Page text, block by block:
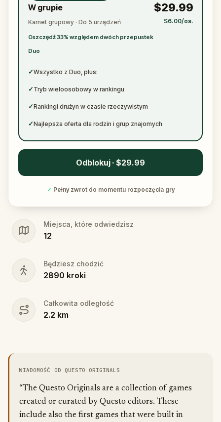
✓
W grupie
Karnet grupowy · Do 5 urządzeń
Oszczędź 33% względem dwóch przepustek
Duo
$29.99
$6.00/os.
✓Wszystko z Duo, plus:
✓ Tryb wieloosobowy w rankingu
✓Rankingi drużyn w czasie rzeczywistym
✓Najlepsza oferta dla rodzin i grup znajomych
Odblokuj · $29.99
✓ Pełny zwrot do momentu rozpoczęcia gry
Miejsca, które odwiedzisz
12
Będziesz chodzić
2890 kroki
Całkowita odległość
2.2 km
WIADOMOŚĆ OD QUESTO ORIGINALS
“The Questo Originals are a collection of games
created or curated by Questo editors. These
include also the first games that were built in